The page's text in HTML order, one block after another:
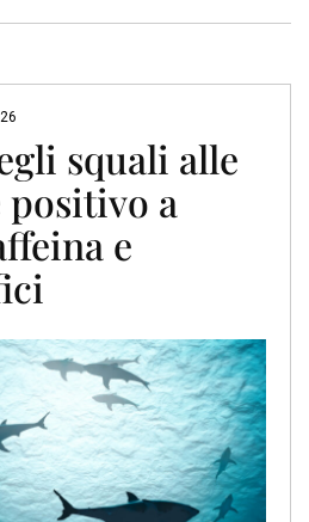
squali alle
positivo a
e